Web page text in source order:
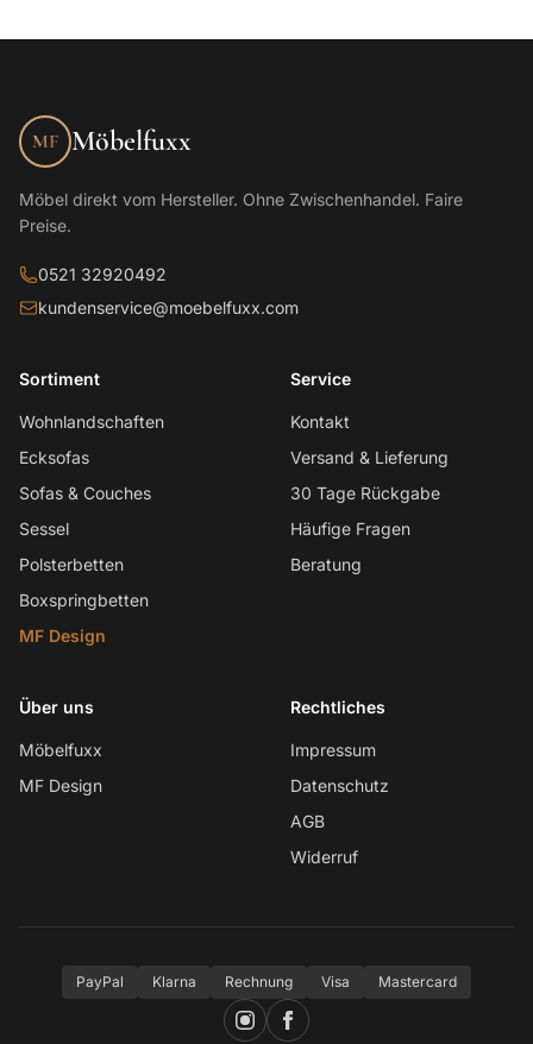
MF Möbelfuxx
Möbel direkt vom Hersteller. Ohne Zwischenhandel. Faire
Preise.
0521 32920492
kundenservice@moebelfuxx.com
Sortiment
Wohnlandschaften
Ecksofas
Sofas & Couches
Sessel
Polsterbetten
Boxspringbetten
MF Design
Service
Kontakt
Versand & Lieferung
30 Tage Rückgabe
Häufige Fragen
Beratung
Über uns
Möbelfuxx
MF Design
Rechtliches
Impressum
Datenschutz
AGB
Widerruf
PayPal Klarna Rechnung Visa Mastercard